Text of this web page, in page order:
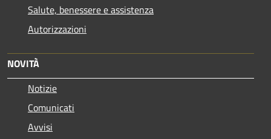
Salute, benessere e assistenza
Autorizzazioni
NOVITÀ
Notizie
Comunicati
Avvisi